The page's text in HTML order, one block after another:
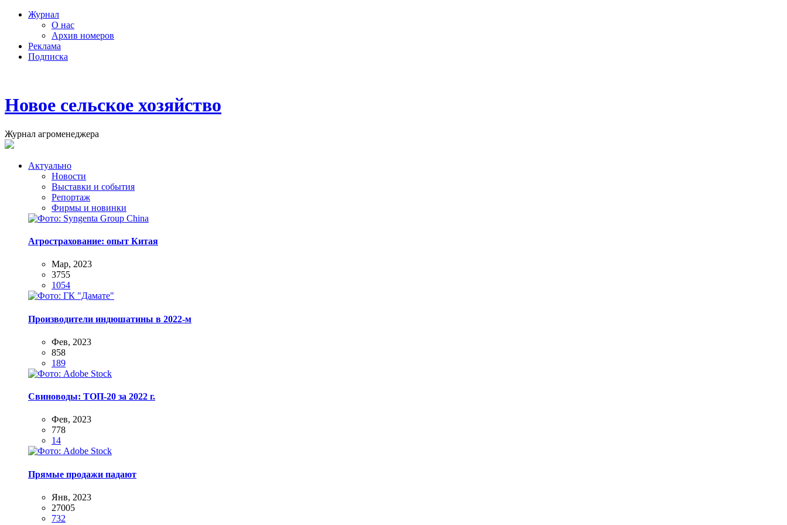
Журнал
О нас
Архив номеров
Реклама
Подписка
Новое сельское хозяйство
Журнал агроменеджера
Актуально
Новости
Выставки и события
Репортаж
Фирмы и новинки
Агрострахование: опыт Китая
Мар, 2023
3755
1054
Производители индюшатины в 2022-м
Фев, 2023
858
189
Свиноводы: ТОП-20 за 2022 г.
Фев, 2023
778
14
Прямые продажи падают
Янв, 2023
27005
732